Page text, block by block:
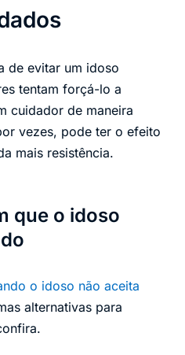
de evitar um idoso
tentam forçá-lo a
cuidador de maneira
vezes, pode ter o efeito
mais resistência.
que o idoso
o idoso não aceita
alternativas para